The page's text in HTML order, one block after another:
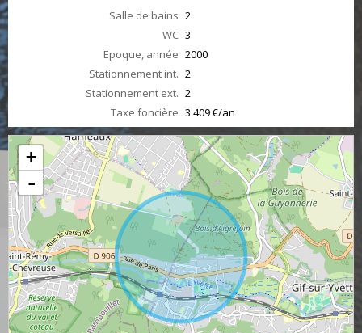
Salle de bains 2
WC 3
Epoque, année 2000
Stationnement int. 2
Stationnement ext. 2
Taxe foncière 3 409 €/an
+
-